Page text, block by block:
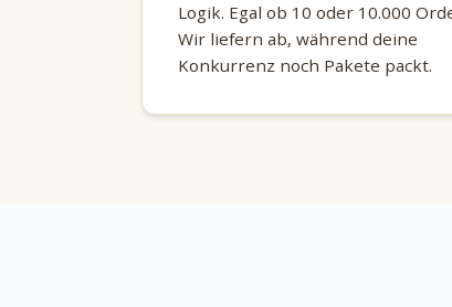
Logik. Egal ob 10 oder 10.000
Wir liefern ab, während deine
Konkurrenz noch Pakete packt.